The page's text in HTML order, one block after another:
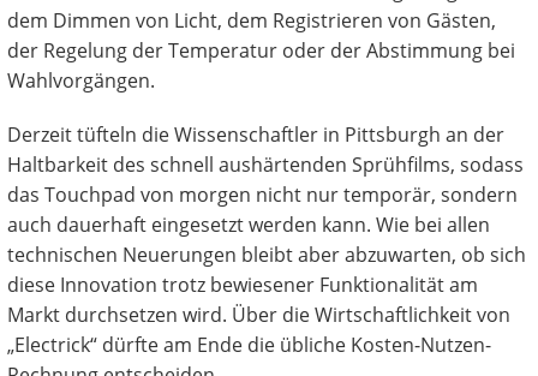
dem Dimmen von Licht, dem Registrieren von Gästen,
der Regelung der Temperatur oder der Abstimmung bei
Wahlvorgängen.
Derzeit tüfteln die Wissenschaftler in Pittsburgh an der
Haltbarkeit des schnell aushärtenden Sprühfilms, sodass
das Touchpad von morgen nicht nur temporär, sondern
auch dauerhaft eingesetzt werden kann. Wie bei allen
technischen Neuerungen bleibt aber abzuwarten, ob sich
diese Innovation trotz bewiesener Funktionalität am
Markt durchsetzen wird. Über die Wirtschaftlichkeit von
„Electrick“ dürfte am Ende die übliche Kosten-Nutzen-